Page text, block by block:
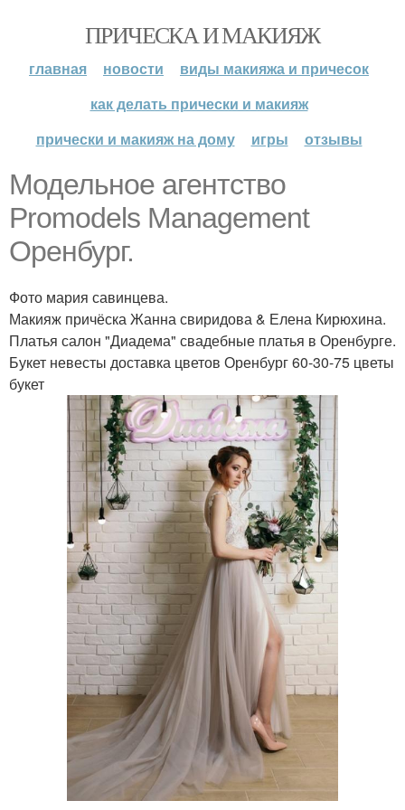
ПРИЧЕСКА И МАКИЯЖ
главная новости
виды макияжа и причесок
как делать прически и макияж
прически и макияж на дому
игры отзывы
Модельное агентство
Promodels Management
Оренбург.
Фото мария савинцева.
Макияж причёска Жанна свиридова & Елена Кирюхина.
Платья салон "Диадема" свадебные платья в Оренбурге.
Букет невесты доставка цветов Оренбург 60-30-75 цветы
букет